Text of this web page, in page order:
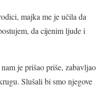
majka me je učila da
da cijenim ljude i
je prišao priše, zabavljao
Slušali bi smo njegove